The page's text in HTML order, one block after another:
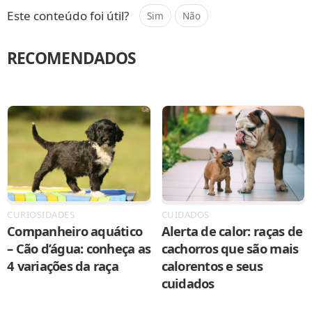
Este conteúdo foi útil? Sim Não
RECOMENDADOS
CURIOSIDADES
Companheiro aquático
– Cão d’água: conheça as
4 variações da raça
CUIDADOS
Alerta de calor: raças de
cachorros que são mais
calorentos e seus
cuidados